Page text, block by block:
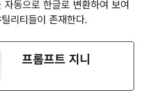
자동으로 한글로 변환하여 보여
리티들이 존재한다.
프롬프트 지니